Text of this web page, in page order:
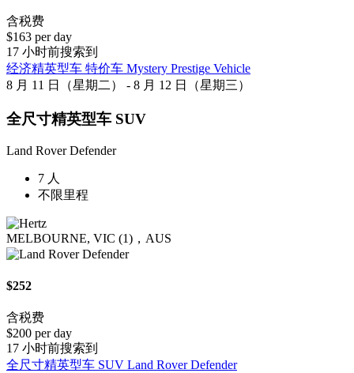
含税费
$163 per day
17 小时前搜索到
经济精英型车 特价车 Mystery Prestige Vehicle
8 月 11 日（星期二） - 8 月 12 日（星期三）
全尺寸精英型车 SUV
Land Rover Defender
7 人
不限里程
MELBOURNE, VIC (1)，AUS
$252
含税费
$200 per day
17 小时前搜索到
全尺寸精英型车 SUV Land Rover Defender